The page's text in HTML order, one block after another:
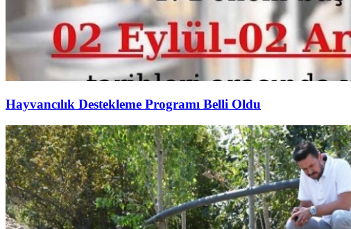
Hayvancılık Destekleme Programı Belli Oldu